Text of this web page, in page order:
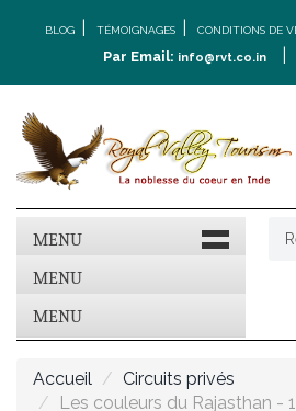
BLOG TÉMOIGNAGES CONDITIONS DE
Par Email: info@rvt.co.in
MENU
MENU
MENU
Accueil
Circuits privés
Les couleurs du Rajasthan -